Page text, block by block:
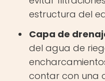
estructura del
Capa de
del agua de
contar con una